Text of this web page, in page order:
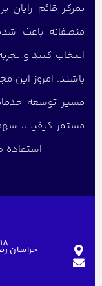
تمرکز قائم رایان
منصفانه باعث
انتخاب کنند و
باشند. امروز این
مسیر توسعه
مستمر کیفیت،
استفاده
خراسان